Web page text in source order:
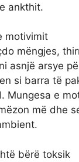
ankthit.
motivimit
mëngjes,
asnjë arsye
si barra të
Mungesa e
më dhe
bërë toksik